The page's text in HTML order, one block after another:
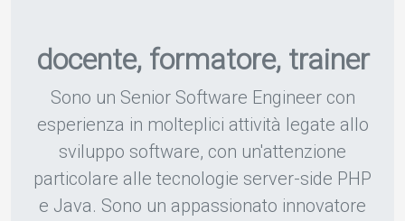
docente, formatore, trainer
Sono un Senior Software Engineer con
esperienza in molteplici attività legate allo
sviluppo software, con un'attenzione
particolare alle tecnologie server-side PHP
e Java. Sono un appassionato innovatore